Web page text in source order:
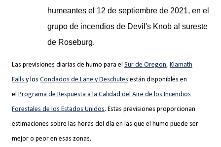
humeantes el 12 de septiembre de 2021, en el
grupo de incendios de Devil's Knob al sureste
de Roseburg.
Las previsiones diarias de humo para el Sur de Oregon, Klamath
Falls y los Condados de Lane y Deschutes están disponibles en
el Programa de Respuesta a la Calidad del Aire de los Incendios
Forestales de los Estados Unidos. Estas previsiones proporcionan
estimaciones sobre las horas del día en las que el humo puede ser
mejor o peor en esas zonas.